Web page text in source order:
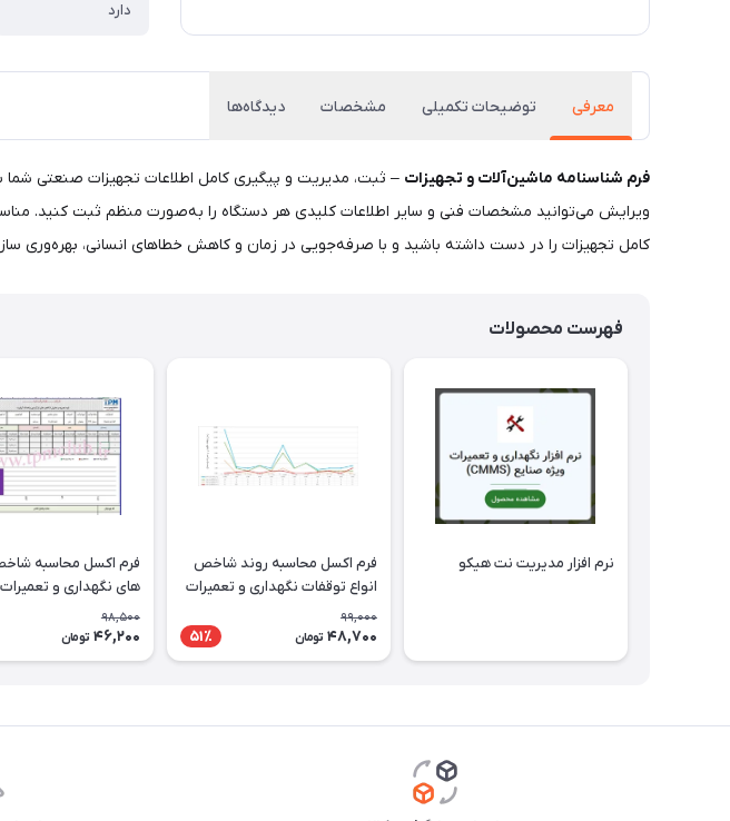
دارد
معرفی توضیحات تکمیلی مشخصات دیدگاه‌ها
فرم شناسنامه ماشین‌آلات و تجهیزات – ثبت، مدیریت و پیگیری کامل اطلاعات تجهیزات صنعتی شما
ویرایش می‌توانید مشخصات فنی و سایر اطلاعات کلیدی هر دستگاه را به‌صورت منظم ثبت کنید.
کامل تجهیزات را در دست داشته باشید و با صرفه‌جویی در زمان و کاهش خطاهای انسانی، بهره‌وری
فهرست محصولات
نرم افزار مدیریت نت هیکو
فرم اکسل محاسبه روند شاخص
انواع توقفات نگهداری و تعمیرات
99,000
48,700 تومان 51٪
فرم اکسل محاسبه
های نگهداری و تعمیرات
98,500
46,200 تومان